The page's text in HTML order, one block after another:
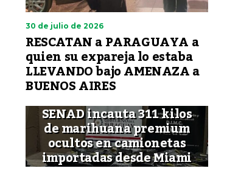
30 de julio de 2026
RESCATAN a PARAGUAYA a
quien su expareja lo estaba
LLEVANDO bajo AMENAZA a
BUENOS AIRES
SENAD incauta 311 kilos
de marihuana premium
ocultos en camionetas
importadas desde Miami